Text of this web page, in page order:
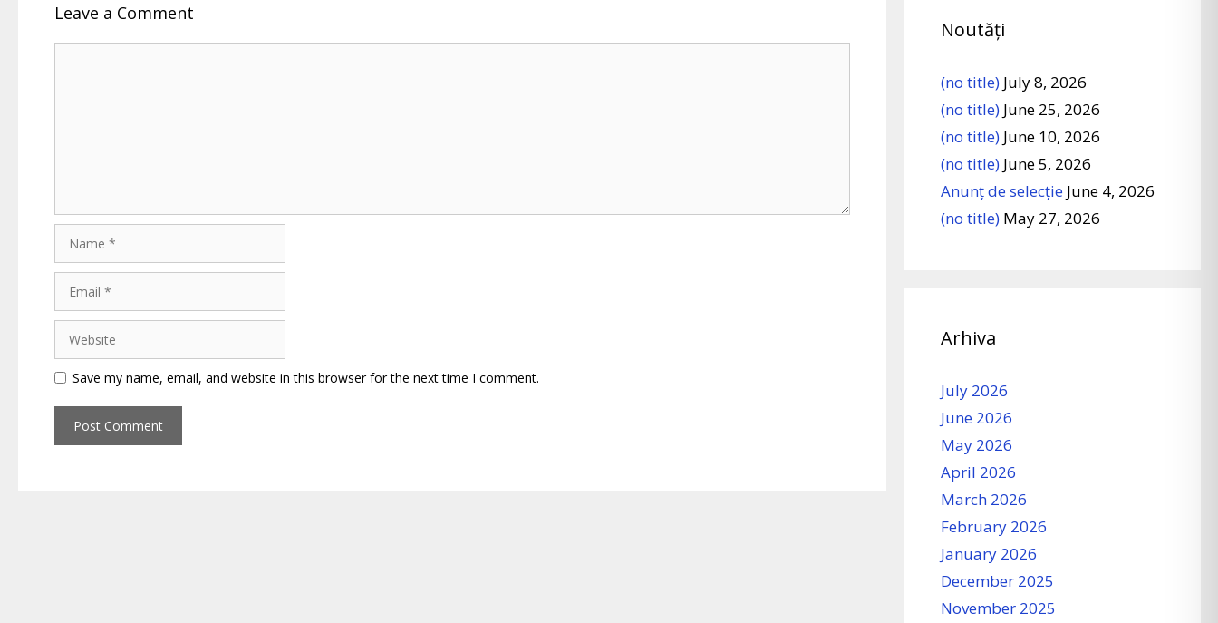
Leave a Comment
Save my name, email, and website in this browser for the next time I comment.
Noutăți
(no title) July 8, 2026
(no title) June 25, 2026
(no title) June 10, 2026
(no title) June 5, 2026
Anunț de selecție June 4, 2026
(no title) May 27, 2026
Arhiva
July 2026
June 2026
May 2026
April 2026
March 2026
February 2026
January 2026
December 2025
November 2025